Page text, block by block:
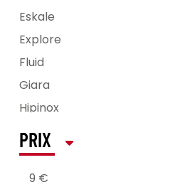
Eskale
Explore
Fluid
Giara
Hipinox
Misura
Officina
Open'up
PRIX
9 €